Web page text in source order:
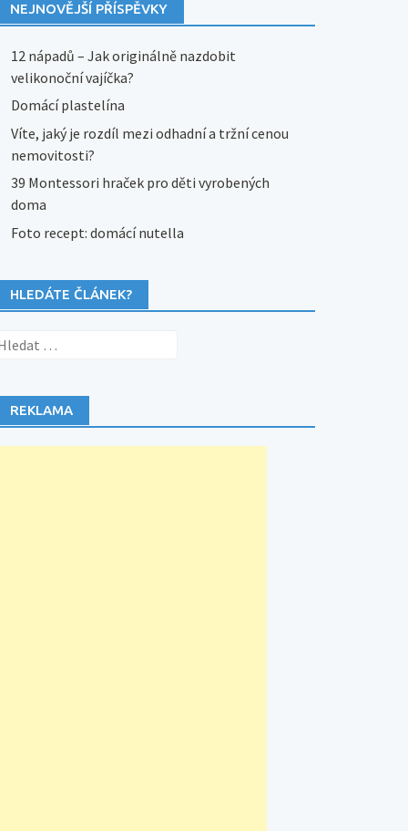
NEJNOVĚJŠÍ PŘÍSPĚVKY
12 nápadů – Jak originálně nazdobit
velikonoční vajíčka?
Domácí plastelína
Víte, jaký je rozdíl mezi odhadní a tržní cenou
nemovitosti?
39 Montessori hraček pro děti vyrobených
doma
Foto recept: domácí nutella
HLEDÁTE ČLÁNEK?
REKLAMA